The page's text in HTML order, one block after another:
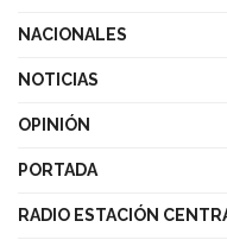
NACIONALES
NOTICIAS
OPINIÓN
PORTADA
RADIO ESTACIÓN